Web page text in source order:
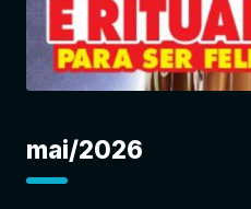
mai/2026